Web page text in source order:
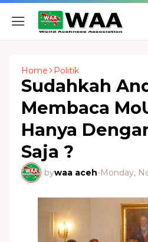
Home Politik
Sudahkah
Membaca
Hanya
Saja ?
bywaa aceh-Monday,